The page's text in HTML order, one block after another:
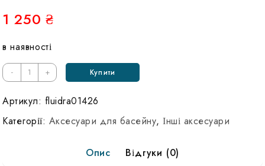
1 250₴
в наявності
-
Кількість
Экспресс-
тест
таблетки
PhenolRed
+ Купити
Артикул: fluidra01426
Категорії: Аксесуари для басейну, Інші аксесуари
Опис
Відгуки (0)